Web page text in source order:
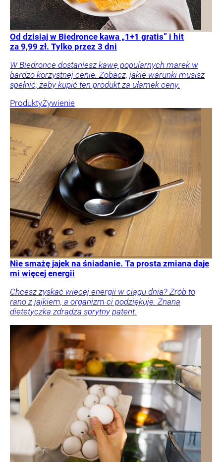
Od dzisiaj w Biedronce kawa „1+1 gratis” i hit
za 9,99 zł. Tylko przez 3 dni
W Biedronce dostaniesz kawę popularnych marek w
bardzo korzystnej cenie. Zobacz, jakie warunki musisz
spełnić, żeby kupić ten produkt za ułamek ceny.
ProduktyŻywienie
Nie smażę jajek na śniadanie. Ta prosta zmiana daje
mi więcej energii
Chcesz zyskać więcej energii w ciągu dnia? Zrób to
rano z jajkiem, a organizm ci podziękuje. Znana
dietetyczka zdradza sprytny patent.